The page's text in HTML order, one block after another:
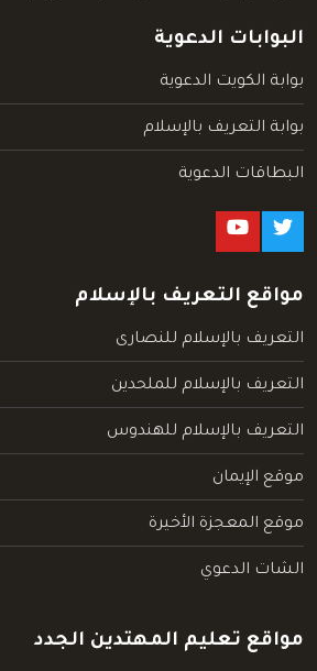
البوابات الدعوية
بوابة الكويت الدعوية
بوابة التعريف بالإسلام
البطاقات الدعوية
مواقع التعريف بالإسلام
التعريف بالإسلام للنصارى
التعريف بالإسلام للملحدين
التعريف بالإسلام للهندوس
موقع الإيمان
موقع المعجزة الأخيرة
الشات الدعوي
مواقع تعليم المهتدين الجدد